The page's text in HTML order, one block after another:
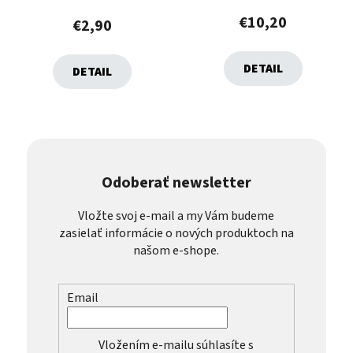
€2,90
DETAIL
€10,20
DETAIL
Odoberať newsletter
Vložte svoj e-mail a my Vám budeme
zasielať informácie o nových produktoch na
našom e-shope.
Email
Vložením e-mailu súhlasíte s